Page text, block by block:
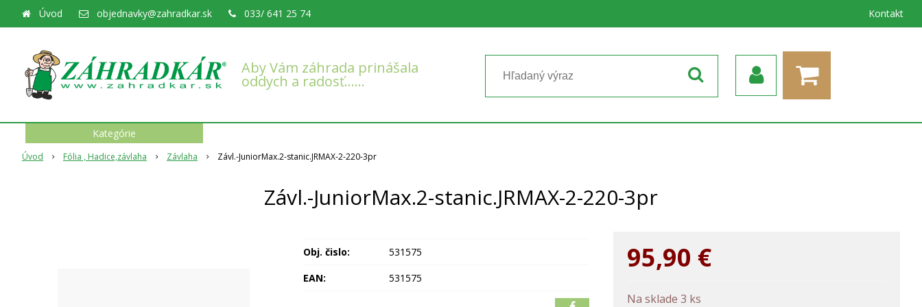
Aby Vám záhrada prinášala
oddych a radosť……
Úvod objednavky@zahradkar.sk 033/ 641 25 74 Kontakt
Úvod Fólia , Hadice,závlaha Závlaha Závl.-JuniorMax.2-stanic.JRMAX-2-220-3pr
Závl.-JuniorMax.2-stanic.JRMAX-2-220-3pr
95,90 €
Na sklade 3 ks
Obj. čislo:
531575
EAN:
531575
Kategórie